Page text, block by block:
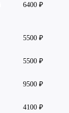
6400 ₽
5500 ₽
5500 ₽
9500 ₽
4100 ₽